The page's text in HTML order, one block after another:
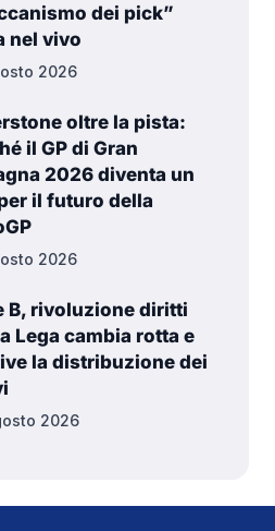
dei pick”
nel vivo
2026
oltre la pista:
il GP di Gran
2026 diventa un
il futuro della
2026
B, rivoluzione diritti
Lega cambia rotta e
la distribuzione dei
2026